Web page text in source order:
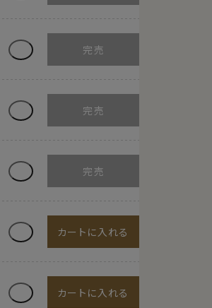
カートに入れる
カートに入れる